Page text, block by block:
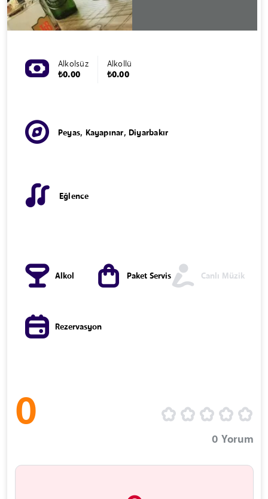
Alkolsüz
₺0.00
Alkollü
₺0.00
Peyas, Kayapınar, Diyarbakır
Eğlence
Alkol Paket Servis Canlı Müzik
Rezervasyon
0
0 Yorum